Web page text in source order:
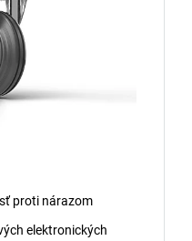
proti nárazom
elektronických